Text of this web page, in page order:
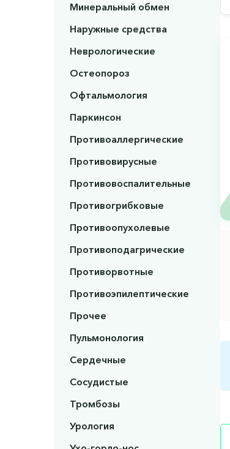
Минеральный обмен
Наружные средства
Неврологические
Остеопороз
Офтальмология
Паркинсон
Противоаллергические
Противовирусные
Противовоспалительные
Противогрибковые
Противоопухолевые
Противоподагрические
Противорвотные
Противоэпилептические
Прочее
Пульмонология
Сердечные
Сосудистые
Тромбозы
Урология